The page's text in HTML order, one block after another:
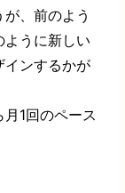
、前のよう
ように新しい
インするかが
1回のペース